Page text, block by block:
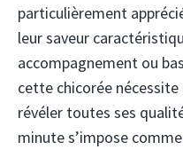
particulièrement
leur saveur
accompagnement ou
cette chicorée
révéler toutes ses
minute s’impose